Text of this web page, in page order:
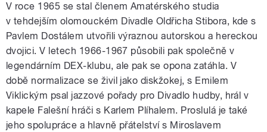
V roce 1965 se stal členem Amatérského studia
v tehdejším olomouckém Divadle Oldřicha Stibora, kde s
Pavlem Dostálem utvořili výraznou autorskou a hereckou
dvojici. V letech 1966-1967 působili pak společně v
legendárním DEX-klubu, ale pak se opona zatáhla. V
době normalizace se živil jako diskžokej, s Emilem
Viklickým psal jazzové pořady pro Divadlo hudby, hrál v
kapele Falešní hráči s Karlem Plíhalem. Proslulá je také
jeho spolupráce a hlavně přátelství s Miroslavem